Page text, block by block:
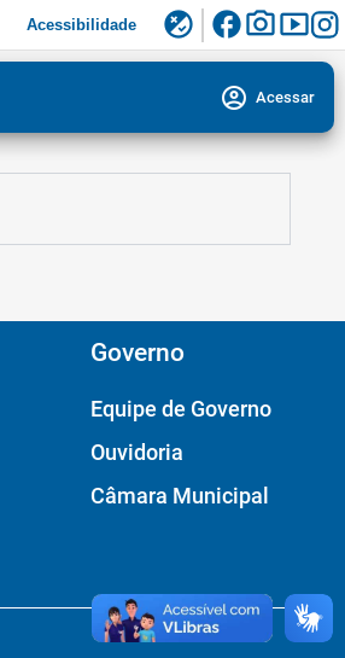
Acessibilidade flaky facebookphoto_camerasmart_display
account_circle Acessar
Governo
Equipe de Governo
Ouvidoria
Câmara Municipal